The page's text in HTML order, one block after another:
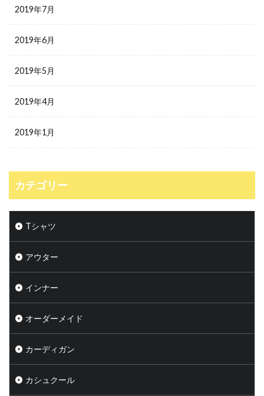
2019年7月
2019年6月
2019年5月
2019年4月
2019年1月
カテゴリー
Tシャツ
アウター
インナー
オーダーメイド
カーディガン
カシュクール